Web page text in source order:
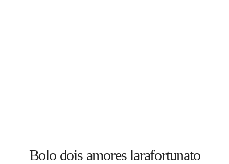
Bolo dois amores larafortunato